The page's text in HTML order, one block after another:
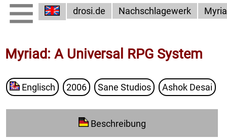
drosi.de Nachschlagewerk
Myriad: A Universal RPG System
Englisch 2006 Sane Studios Ashok Desai
Beschreibung